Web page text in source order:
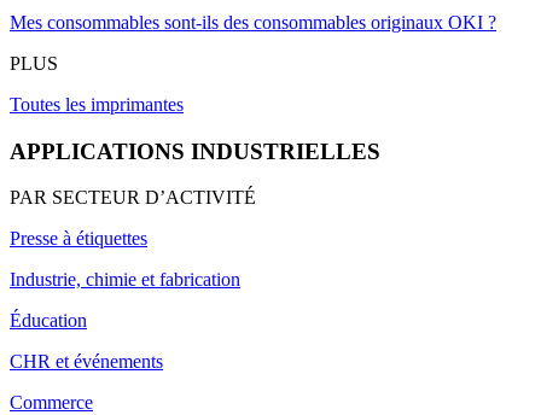
Mes consommables sont-ils des consommables originaux OKI ?
PLUS
Toutes les imprimantes
APPLICATIONS INDUSTRIELLES
PAR SECTEUR D’ACTIVITÉ
Presse à étiquettes
Industrie, chimie et fabrication
Éducation
CHR et événements
Commerce